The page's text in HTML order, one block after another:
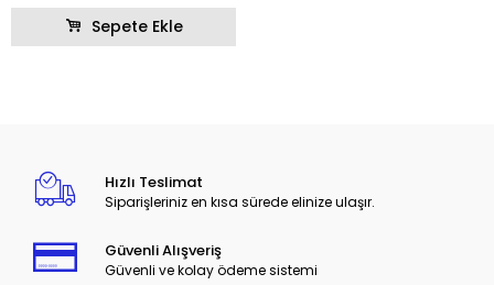
Sepete Ekle
Hızlı Teslimat
Siparişleriniz en kısa sürede elinize ulaşır.
Güvenli Alışveriş
Güvenli ve kolay ödeme sistemi